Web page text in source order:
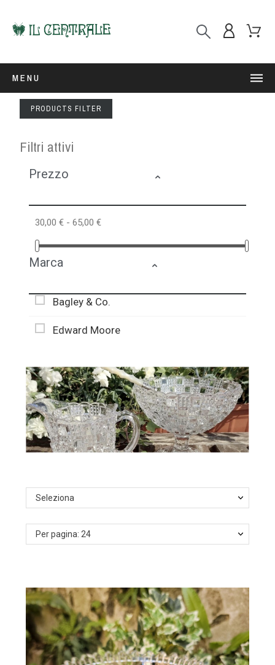
MENU
PRODUCTS FILTER
Filtri attivi
Prezzo
30,00 € - 65,00 €
Marca
Bagley & Co.
Edward Moore
Seleziona
Per pagina: 24